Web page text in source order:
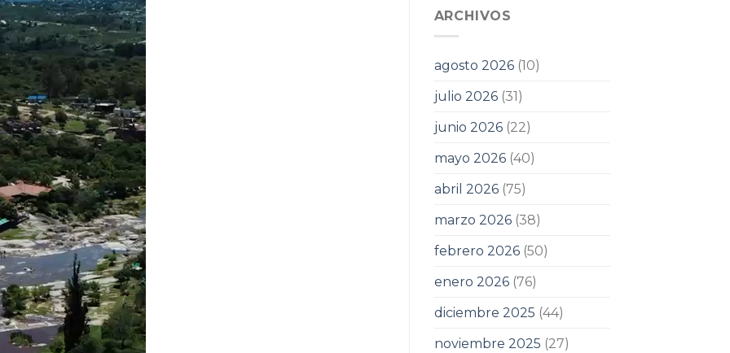
ARCHIVOS
agosto 2026(10)
julio 2026(31)
junio 2026(22)
mayo 2026(40)
abril 2026(75)
marzo 2026(38)
febrero 2026(50)
enero 2026(76)
diciembre 2025 (44)
noviembre 2025 (27)